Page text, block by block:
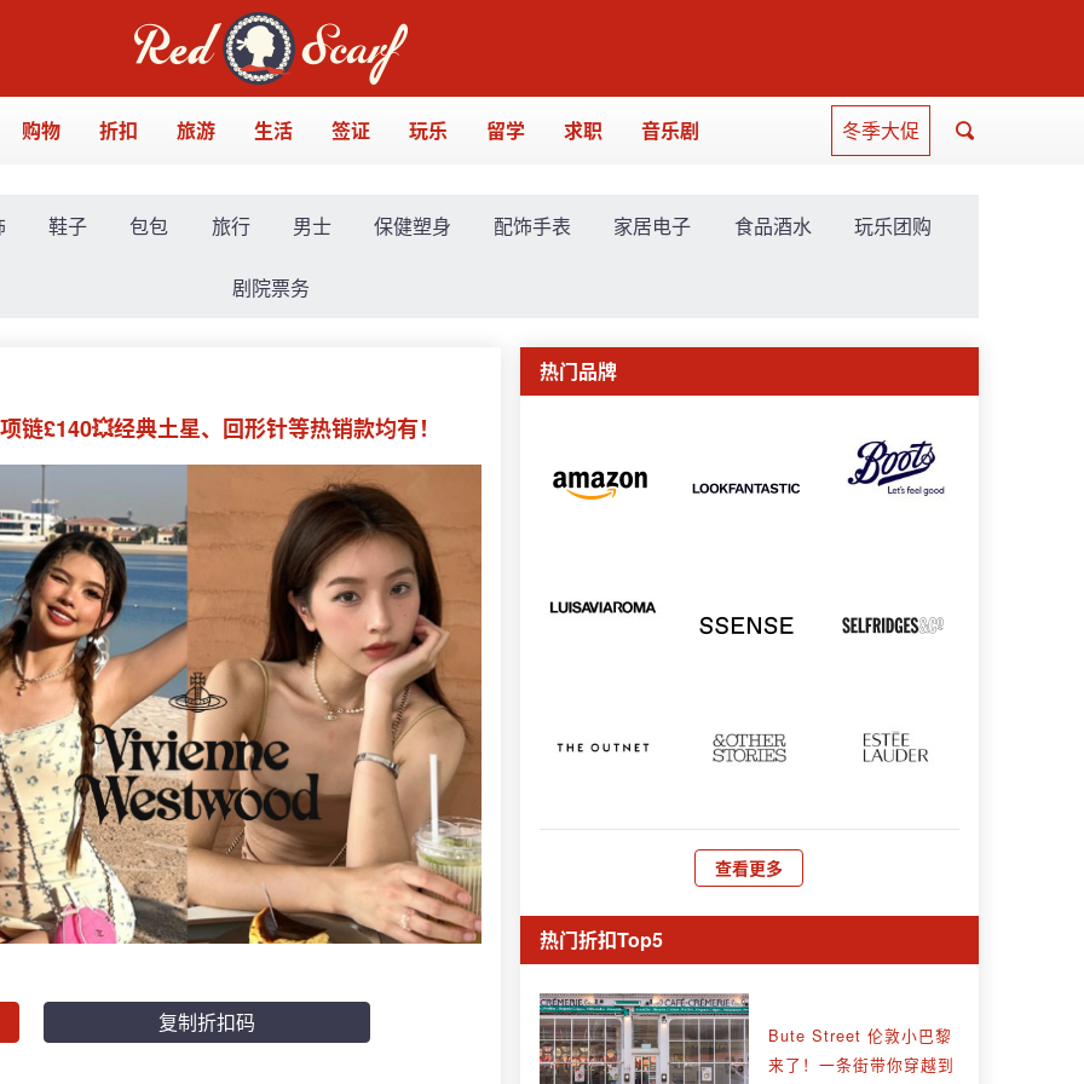
购物 折扣 旅游 生活 签证 玩乐 留学 求职 音乐剧 冬季大促
鞋子 包包 旅行 男士 保健塑身 配饰手表 家居电子 食品酒水 玩乐团购
剧院票务
£140💥经典土星、回形针等热销款均有！
复制折扣码
热门品牌
查看更多
热门折扣Top5
Bute Street 伦敦小巴黎
来了！一条街带你穿越到